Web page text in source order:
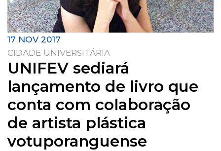
17 NOV 2017
CIDADE UNIVERSITÁRIA
UNIFEV sediará
lançamento de livro que
conta com colaboração
de artista plástica
votuporanguense